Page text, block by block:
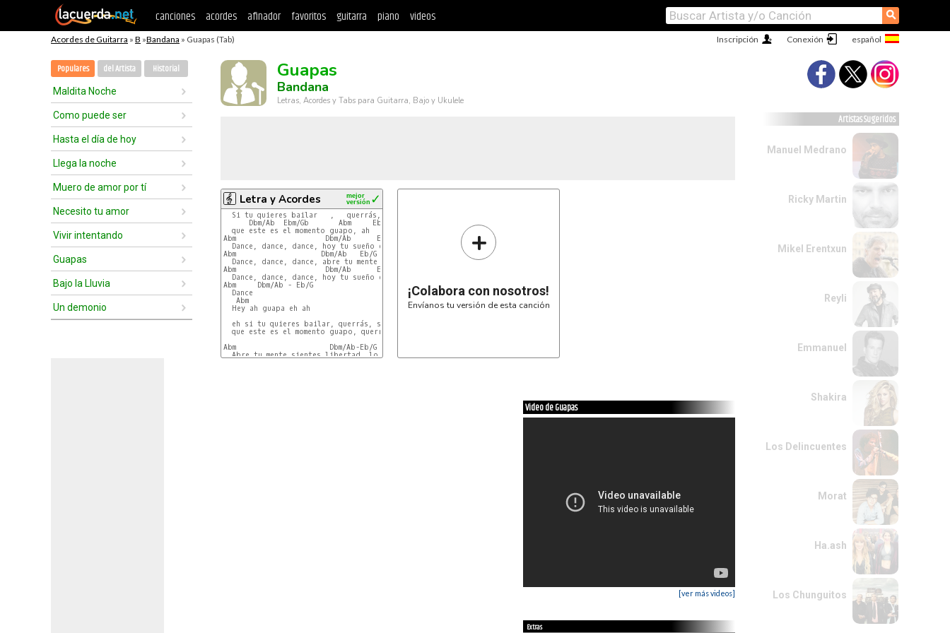
canciones acordes afinador favoritos guitarra piano videos ⚲
Acordes de Guitarra » B »Bandana » Guapas (Tab) Conexión
Inscripción
Populares del Artista Historial
Maldita Noche
Como puede ser
Hasta el día de hoy
Llega la noche
Muero de amor por tí
Necesito tu amor
Vivir intentando
Guapas
Bajo la Lluvia
Un demonio
Guapas
Bandana
Letras, Acordes y Tabs para Guitarra, Bajo y Ukulele
Letra y Acordes ✓
mejor
versión
  Si tu quieres bailar   ,   querrás, sabrás
      Dbm/Ab  Ebm/Gb       Abm     Eb/G
  que este es el momento guapo, ah
Abm                     Dbm/Ab      Eb/G
  Dance, dance, dance, hoy tu sueño es real
Abm                    Dbm/Ab   Eb/G
  Dance, dance, dance, abre tu mente
Abm                     Dbm/Ab      Eb/G
  Dance, dance, dance, hoy tu sueño es real
Abm     Dbm/Ab - Eb/G
  Dance
   Abm
  Hey ah guapa eh ah
  eh si tu quieres bailar, querrás, sabrás
  que este es el momento guapo, querrás  bailar
Abm                      Dbm/Ab-Eb/G
  Abre tu mente sientes libertad, lo quieres
+
¡Colabora con nosotros!
Envíanos tu versión de esta canción
Video de Guapas
[ver más videos]
Extras
Artistas Sugeridos
Manuel Medrano
Ricky Martin
Mikel Erentxun
Reyli
Emmanuel
Shakira
Los Delincuentes
Morat
Ha.ash
Los Chunguitos